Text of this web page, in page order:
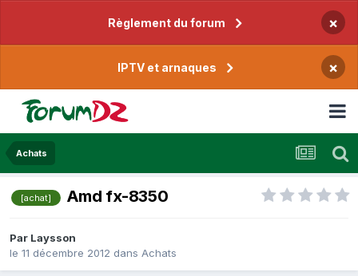
Règlement du forum ×
IPTV et arnaques ×
Achats
[achat] Amd fx-8350
Par Laysson
le 11 décembre 2012 dans Achats